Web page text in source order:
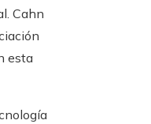
Cahn
esta